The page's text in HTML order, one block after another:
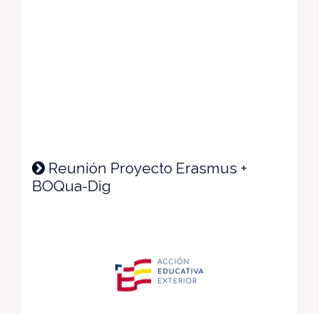
Reunión Proyecto Erasmus +
BOQua-Dig